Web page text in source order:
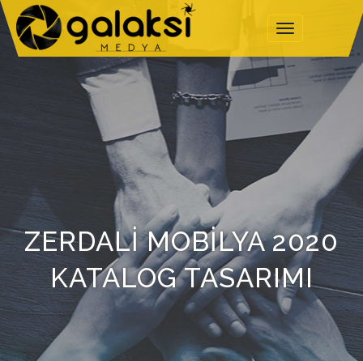
Üst
ZERDALI MOBILYA 2020
KATALOG TASARIMI